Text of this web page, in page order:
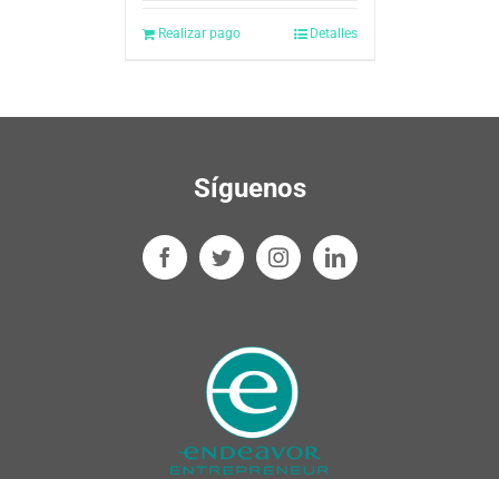
Realizar pago Detalles
Síguenos